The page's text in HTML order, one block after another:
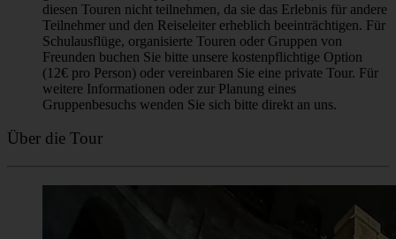
❗Unsere Touren finden bei jedem Wetter statt. Hohe oder
niedrige Temperaturen, Regen oder Schnee sind für uns kein
Grund, eine Tour abzusagen. Wir sind immer für Sie da! Die
einzigen Gründe für eine Absage sind extreme
Wetterbedingungen (z. B. schwere Stürme), eine plötzliche
Erkrankung des Reiseleiters oder wenn weniger als 6
benachrichtigen wir Sie immer über die Kontaktdaten, die Sie